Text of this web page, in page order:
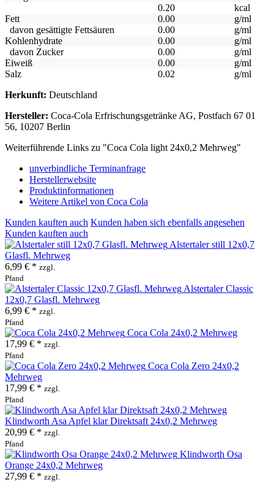
0.20
kcal
Fett
0.00
g/ml
davon gesättigte Fettsäuren
0.00
g/ml
Kohlenhydrate
0.00
g/ml
davon Zucker
0.00
g/ml
Eiweiß
0.00
g/ml
Salz
0.02
g/ml
Herkunft: Deutschland
Hersteller: Coca-Cola Erfrischungsgetränke AG, Postfach 67 01
56, 10207 Berlin
Weiterführende Links zu "Coca Cola light 24x0,2 Mehrweg"
unverbindliche Terminanfrage
Herstellerwebsite
Produktinformationen
Weitere Artikel von Coca Cola
Kunden kauften auch Kunden haben sich ebenfalls angesehen
Kunden kauften auch
Alstertaler still 12x0,7
Glasfl. Mehrweg
6,99 € * zzgl.
Pfand
Alstertaler Classic
12x0,7 Glasfl. Mehrweg
6,99 € * zzgl.
Pfand
Coca Cola 24x0,2 Mehrweg
17,99 € * zzgl.
Pfand
Coca Cola Zero 24x0,2
Mehrweg
17,99 € * zzgl.
Pfand
Klindworth Asa Apfel klar Direktsaft 24x0,2 Mehrweg
20,99 € * zzgl.
Pfand
Klindworth Osa
Orange 24x0,2 Mehrweg
27,99 € * zzgl.